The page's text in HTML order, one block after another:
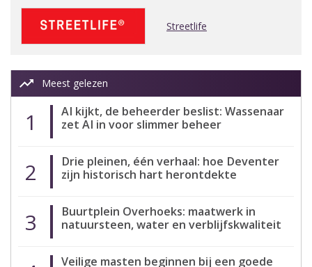
Streetlife
trending_up Meest gelezen
1
AI kijkt, de beheerder beslist: Wassenaar
zet AI in voor slimmer beheer
2
Drie pleinen, één verhaal: hoe Deventer
zijn historisch hart herontdekte
3
Buurtplein Overhoeks: maatwerk in
natuursteen, water en verblijfskwaliteit
Veilige masten beginnen bij een goede